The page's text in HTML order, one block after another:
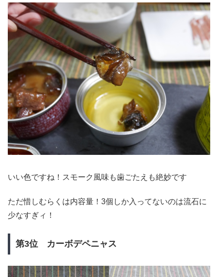
いい色ですね！スモーク風味も歯ごたえも絶妙です
ただ惜しむらくは内容量！3個しか入ってないのは流石に
少なすぎィ！
第3位 カーボデペニャス